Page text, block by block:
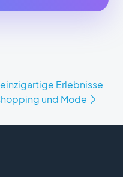
Erlebnisse
und Mode